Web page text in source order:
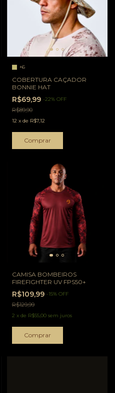
+6
COBERTURA CAÇADOR
BONNIE HAT
R$69,99 -22% OFF
R$89,90
12 x de R$7,12
Comprar
CAMISA BOMBEIROS
FIREFIGHTER UV FPS50+
R$109,99 -15% OFF
R$129,99
2 x de R$55,00 sem juros
Comprar